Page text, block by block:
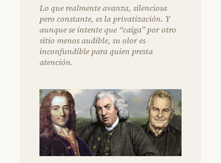
Lo que realmente avanza, silenciosa
pero constante, es la privatización. Y
aunque se intente que “caiga” por otro
sitio menos audible, su olor es
inconfundible para quien presta
atención.